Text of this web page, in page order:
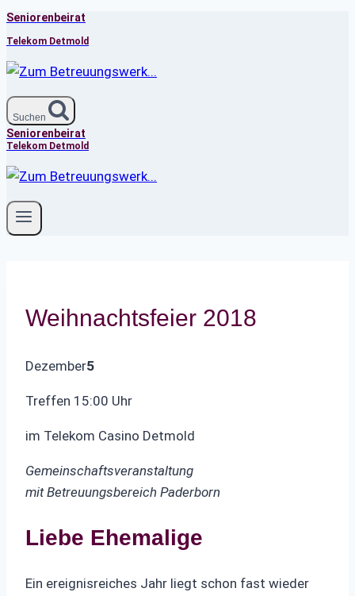
Zum
Inhalt
springen
Seniorenbeirat
Telekom Detmold
Suchen
Seniorenbeirat
Telekom Detmold
Weihnachtsfeier 2018
Dezember5
Treffen 15:00 Uhr
im Telekom Casino Detmold
Gemeinschaftsveranstaltung
mit Betreuungsbereich Paderborn
Liebe Ehemalige
Ein ereignisreiches Jahr liegt schon fast wieder